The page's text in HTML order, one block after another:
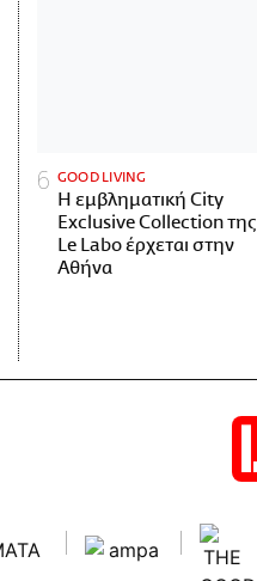
GOOD LIVING
Η εμβληματική City
Exclusive Collection της
Le Labo έρχεται στην
Αθήνα